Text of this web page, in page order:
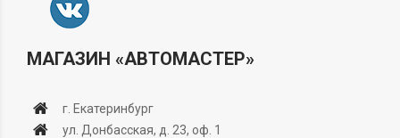
МАГАЗИН «АВТОМАСТЕР»
г. Екатеринбург
ул. Донбасская, д. 23, оф. 1